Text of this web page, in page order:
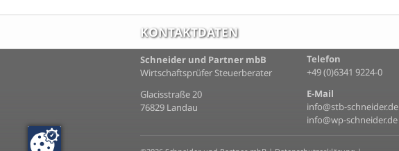
KONTAKTDATEN
Schneider und Partner mbB
Wirtschaftsprüfer Steuerberater
Glacisstraße 20
76829 Landau
Telefon
+49 (0)6341 9224-0
E-Mail
info@stb-schneider.de
info@wp-schneider.de